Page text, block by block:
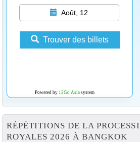
Août, 12
Trouver des billets
Powered by 12Go Asiasystem
RÉPÉTITIONS DE LA
ROYALES 2026 À BANGKOK